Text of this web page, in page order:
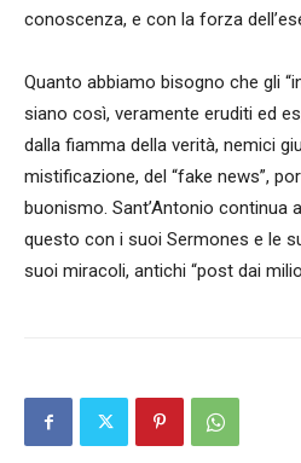
conoscenza, e con la forza
Quanto abbiamo bisogno che gli
siano così, veramente eruditi ed
dalla fiamma della verità, nemici
mistificazione, del “fake news”,
buonismo. Sant’Antonio continua
questo con i suoi Sermones e le
suoi miracoli, antichi “post dai